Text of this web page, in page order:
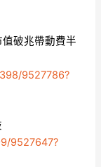
破兆帶動費半
9527786?
9527647?